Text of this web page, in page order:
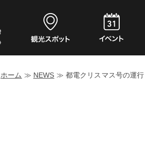
ホーム ≫ NEWS ≫ 都電クリスマス号の運行